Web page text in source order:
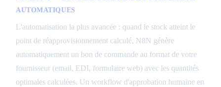
AUTOMATIQUES
L'automatisation la plus avancée : quand le stock atteint le
point de réapprovisionnement calculé, N8N génère
automatiquement un bon de commande au format de votre
fournisseur (email, EDI, formulaire web) avec les quantités
optimales calculées. Un workflow d'approbation humaine en